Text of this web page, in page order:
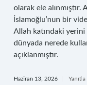
olarak ele
İslamoğlu’nun bir
Allah katındaki yerini
dünyada nerede
açıklanmıştır.
Haziran 13, 2026 Yanıtla